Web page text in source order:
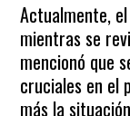
Actualmente,
mientras se
mencionó que
cruciales en el
más la